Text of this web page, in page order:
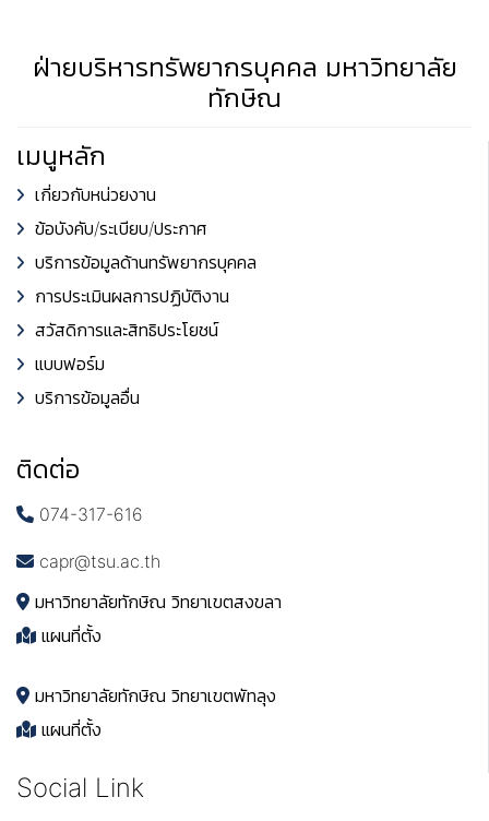
ฝ่ายบริหารทรัพยากรบุคคล มหาวิทยาลัย
ทักษิณ
เมนูหลัก
เกี่ยวกับหน่วยงาน
ข้อบังคับ/ระเบียบ/ประกาศ
บริการข้อมูลด้านทรัพยากรบุคคล
การประเมินผลการปฏิบัติงาน
สวัสดิการและสิทธิประโยชน์
แบบฟอร์ม
บริการข้อมูลอื่น
ติดต่อ
074-317-616
capr@tsu.ac.th
มหาวิทยาลัยทักษิณ วิทยาเขตสงขลา
แผนที่ตั้ง
มหาวิทยาลัยทักษิณ วิทยาเขตพัทลุง
แผนที่ตั้ง
Social Link